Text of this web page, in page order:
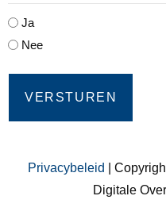
Ja
Nee
Privacybeleid |
Digitale